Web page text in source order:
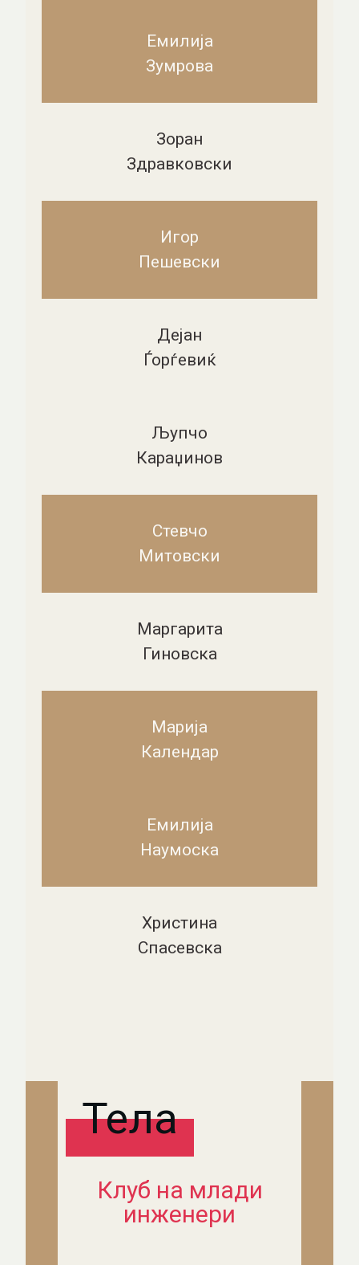
Емилија
Зумрова
Зоран
Здравковски
Игор
Пешевски
Дејан
Ѓорѓевиќ
Љупчо
Караџинов
Стевчо
Митовски
Маргарита
Гиновска
Марија
Календар
Емилија
Наумоска
Христина
Спасевска
Тела
Клуб на млади
инженери